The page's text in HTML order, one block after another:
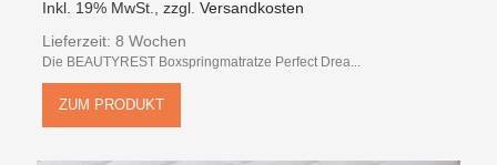
Inkl. 19% MwSt. ,zzgl.Versandkosten
Lieferzeit: 8 Wochen
Die BEAUTYREST Boxspringmatratze Perfect Drea...
ZUM PRODUKT